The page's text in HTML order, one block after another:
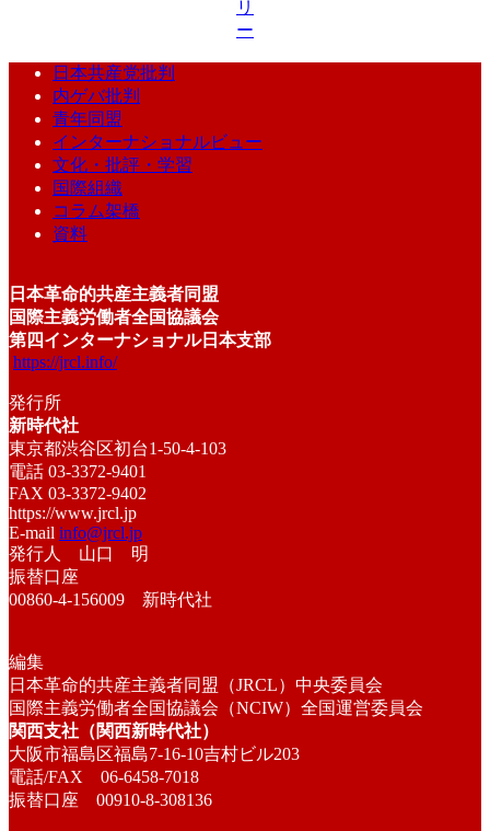
リ
ー
日本共産党批判
内ゲバ批判
青年同盟
インターナショナルビュー
文化・批評・学習
国際組織
コラム架橋
資料
日本革命的共産主義者同盟
国際主義労働者全国協議会
第四インターナショナル日本支部
https://jrcl.info/
発行所
新時代社
東京都渋谷区初台1-50-4-103
電話 03-3372-9401
FAX 03-3372-9402
https://www.jrcl.jp
E-mail info@jrcl.jp
発行人 山口 明
振替口座
00860-4-156009 新時代社
編集
日本革命的共産主義者同盟（JRCL）中央委員会
国際主義労働者全国協議会（NCIW）全国運営委員会
関西支社（関西新時代社）
大阪市福島区福島7-16-10吉村ビル203
電話/FAX 06-6458-7018
振替口座 00910-8-308136